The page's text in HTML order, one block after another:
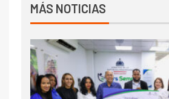
MÁS NOTICIAS